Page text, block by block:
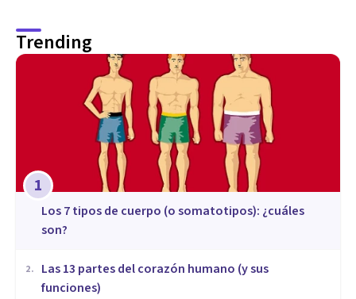
Trending
1
​Los 7 tipos de cuerpo (o somatotipos): ¿cuáles
son?
2.
Las 13 partes del corazón humano (y sus
funciones)